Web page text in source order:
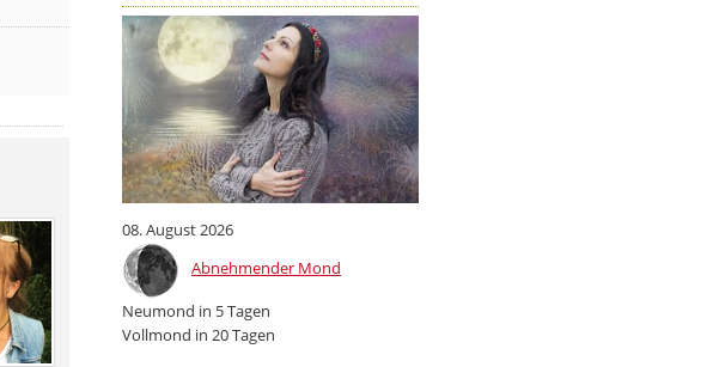
08. August 2026
Abnehmender Mond
Neumond in 5 Tagen
Vollmond in 20 Tagen